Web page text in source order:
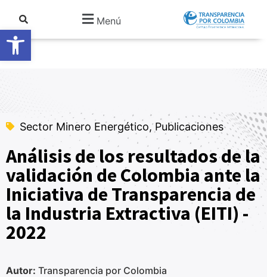
Abrir barra de herramientas
Menú
Sector Minero Energético, Publicaciones
Análisis de los resultados de la
validación de Colombia ante la
Iniciativa de Transparencia de
la Industria Extractiva (EITI) -
2022
Autor: Transparencia por Colombia